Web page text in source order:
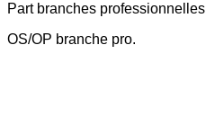
Part branches professionnelles
OS/OP branche pro.